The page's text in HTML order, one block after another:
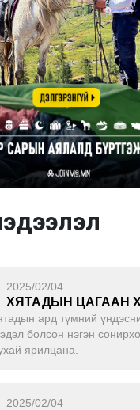
2025/02/04
ХЯТАДЫН ЦАГААН
ард түмний
болсон нэгэн
ярилцана.
2025/02/04